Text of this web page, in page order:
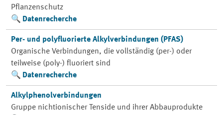
Pflanzenschutz
Datenrecherche
Per- und polyfluorierte Alkylverbindungen (PFAS)
Organische Verbindungen, die vollständig (per-) oder
teilweise (poly-) fluoriert sind
Datenrecherche
Alkylphenolverbindungen
Gruppe nichtionischer Tenside und ihrer Abbauprodukte